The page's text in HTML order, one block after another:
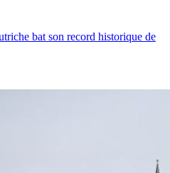
bat son record historique de